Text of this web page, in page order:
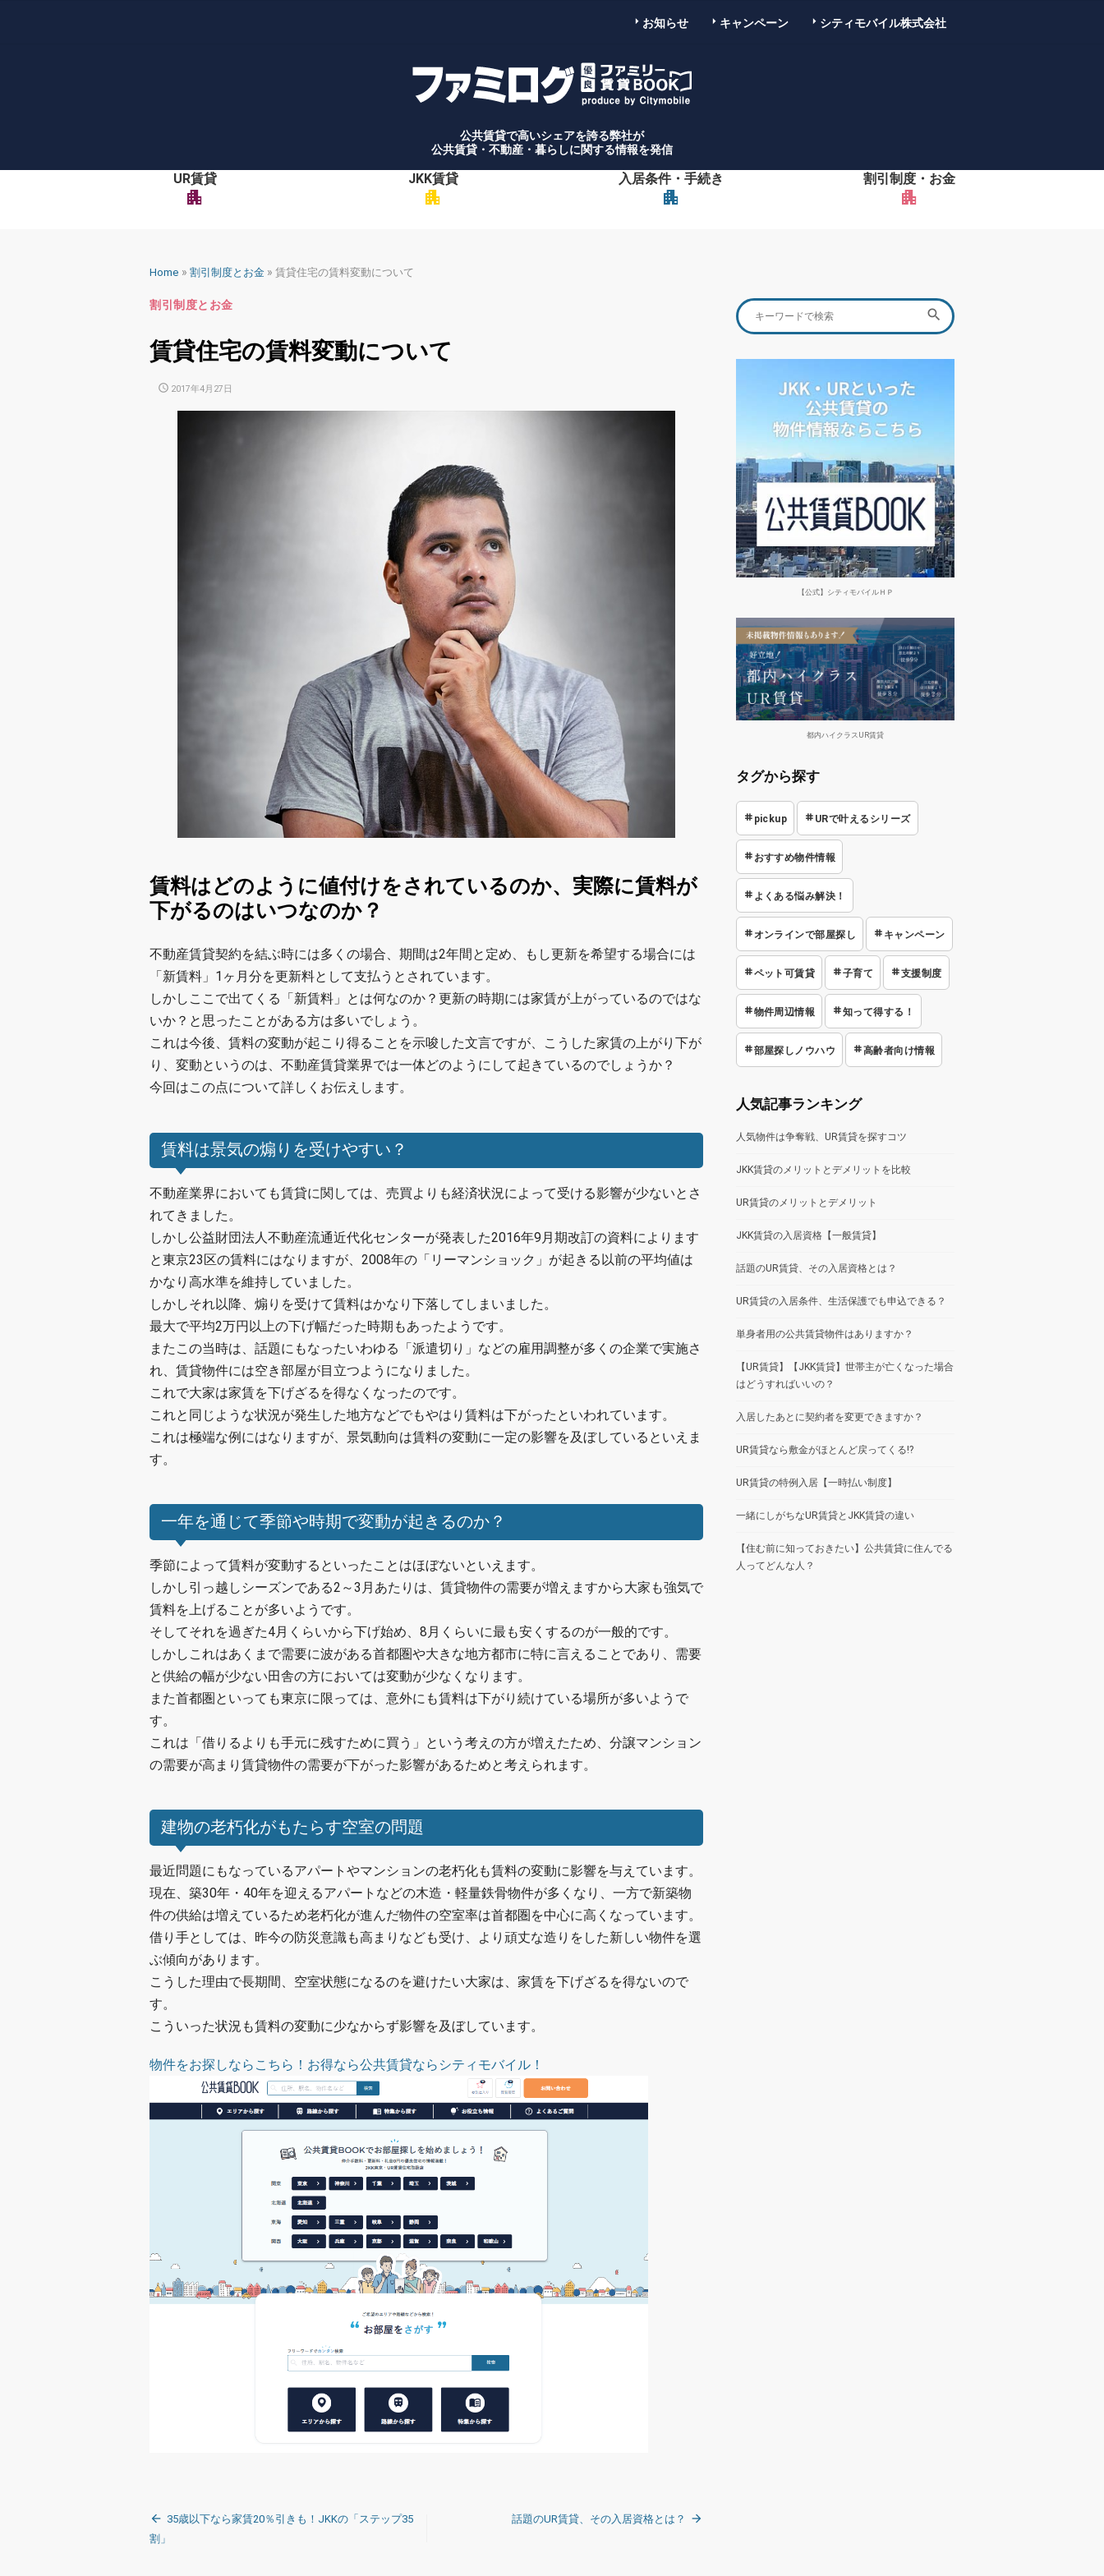
お知らせ キャンペーン シティモバイル株式会社
公共賃貸で高いシェアを誇る弊社が
公共賃貸・不動産・暮らしに関する情報を発信
UR賃貸
apartment
JKK賃貸
apartment
入居条件・手続き
apartment
割引制度・お金
apartment
Home » 割引制度とお金 » 賃貸住宅の賃料変動について
割引制度とお金
賃貸住宅の賃料変動について
POSTED
2017年4月27日
賃料はどのように値付けをされているのか、実際に賃料が
下がるのはいつなのか？
不動産賃貸契約を結ぶ時には多くの場合、期間は2年間と定め、もし更新を希望する場合には
「新賃料」1ヶ月分を更新料として支払うとされています。
しかしここで出てくる「新賃料」とは何なのか？更新の時期には家賃が上がっているのではな
いか？と思ったことがある方は多いでしょう。
これは今後、賃料の変動が起こり得ることを示唆した文言ですが、こうした家賃の上がり下が
り、変動というのは、不動産賃貸業界では一体どのようにして起きているのでしょうか？
今回はこの点について詳しくお伝えします。
賃料は景気の煽りを受けやすい？
不動産業界においても賃貸に関しては、売買よりも経済状況によって受ける影響が少ないとさ
れてきました。
しかし公益財団法人不動産流通近代化センターが発表した2016年9月期改訂の資料によります
と東京23区の賃料にはなりますが、2008年の「リーマンショック」が起きる以前の平均値は
かなり高水準を維持していました。
しかしそれ以降、煽りを受けて賃料はかなり下落してしまいました。
最大で平均2万円以上の下げ幅だった時期もあったようです。
またこの当時は、話題にもなったいわゆる「派遣切り」などの雇用調整が多くの企業で実施さ
れ、賃貸物件には空き部屋が目立つようになりました。
これで大家は家賃を下げざるを得なくなったのです。
これと同じような状況が発生した地方などでもやはり賃料は下がったといわれています。
これは極端な例にはなりますが、景気動向は賃料の変動に一定の影響を及ぼしているといえま
す。
一年を通じて季節や時期で変動が起きるのか？
季節によって賃料が変動するといったことはほぼないといえます。
しかし引っ越しシーズンである2～3月あたりは、賃貸物件の需要が増えますから大家も強気で
賃料を上げることが多いようです。
そしてそれを過ぎた4月くらいから下げ始め、8月くらいに最も安くするのが一般的です。
しかしこれはあくまで需要に波がある首都圏や大きな地方都市に特に言えることであり、需要
と供給の幅が少ない田舎の方においては変動が少なくなります。
また首都圏といっても東京に限っては、意外にも賃料は下がり続けている場所が多いようで
す。
これは「借りるよりも手元に残すために買う」という考えの方が増えたため、分譲マンション
の需要が高まり賃貸物件の需要が下がった影響があるためと考えられます。
建物の老朽化がもたらす空室の問題
最近問題にもなっているアパートやマンションの老朽化も賃料の変動に影響を与えています。
現在、築30年・40年を迎えるアパートなどの木造・軽量鉄骨物件が多くなり、一方で新築物
件の供給は増えているため老朽化が進んだ物件の空室率は首都圏を中心に高くなっています。
借り手としては、昨今の防災意識も高まりなども受け、より頑丈な造りをした新しい物件を選
ぶ傾向があります。
こうした理由で長期間、空室状態になるのを避けたい大家は、家賃を下げざるを得ないので
す。
こういった状況も賃料の変動に少なからず影響を及ぼしています。
物件をお探しならこちら！お得なら公共賃貸ならシティモバイル！
投
稿
35歳以下なら家賃20％引きも！JKKの「ステップ35
割」
話題のUR賃貸、その入居資格とは？
Search
for:
 SEARCH
【公式】シティモバイルＨＰ
都内ハイクラスUR賃貸
タグから探す
pickup URで叶えるシリーズ
おすすめ物件情報
よくある悩み解決！
オンラインで部屋探し キャンペーン
ペット可賃貸 子育て 支援制度
物件周辺情報 知って得する！
部屋探しノウハウ 高齢者向け情報
人気記事ランキング
人気物件は争奪戦、UR賃貸を探すコツ
JKK賃貸のメリットとデメリットを比較
UR賃貸のメリットとデメリット
JKK賃貸の入居資格【一般賃貸】
話題のUR賃貸、その入居資格とは？
UR賃貸の入居条件、生活保護でも申込できる？
単身者用の公共賃貸物件はありますか？
【UR賃貸】【JKK賃貸】世帯主が亡くなった場合
はどうすればいいの？
入居したあとに契約者を変更できますか？
UR賃貸なら敷金がほとんど戻ってくる!?
UR賃貸の特例入居【一時払い制度】
一緒にしがちなUR賃貸とJKK賃貸の違い
【住む前に知っておきたい】公共賃貸に住んでる
人ってどんな人？